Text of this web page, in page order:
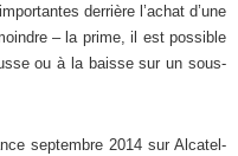
derrière l’achat d’une
– la prime, il est possible
ou à la baisse sur un sous-
septembre 2014 sur Alcatel-